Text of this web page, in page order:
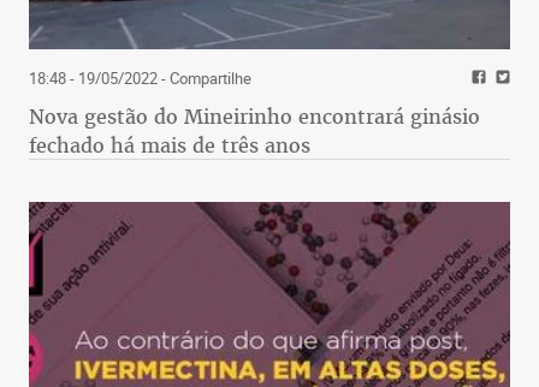
18:48 - 19/05/2022- Compartilhe
Nova gestão do Mineirinho encontrará ginásio
fechado há mais de três anos